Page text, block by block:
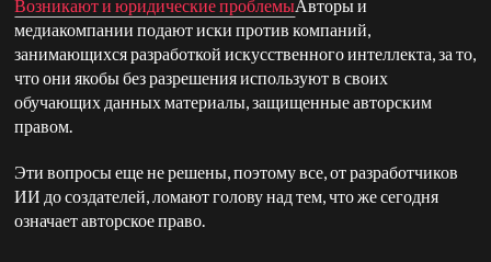
Возникают и юридические проблемыАвторы и
медиакомпании подают иски против компаний,
занимающихся разработкой искусственного интеллекта, за то,
что они якобы без разрешения используют в своих
обучающих данных материалы, защищенные авторским
правом.
Эти вопросы еще не решены, поэтому все, от разработчиков
ИИ до создателей, ломают голову над тем, что же сегодня
означает авторское право.